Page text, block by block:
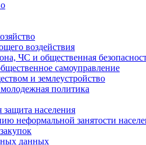
воздействия
ЧС и общественная
самоуправление
и землеустройство
политика
защита населения
неформальной занятости
данных